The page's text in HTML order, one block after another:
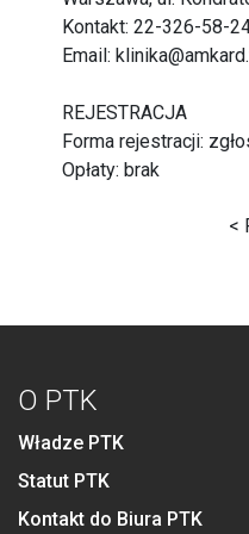
Kontakt: 22-326-58-
Email:
REJESTRACJA
Forma rejestracji:
Opłaty: brak
<
O PTK
Władze PTK
Statut PTK
Kontakt do Biura PTK